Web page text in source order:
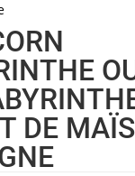
DE